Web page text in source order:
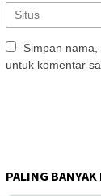
Simpan
untuk komentar
PALING